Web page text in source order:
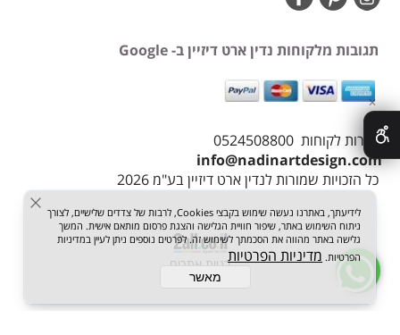
תגובות מלקוחות נדין ארט דיזיין ב- Google
שירות לקוחות 0524508800
info@nadinartdesign.com
כל הזכויות שמורות לנדין ארט דיזיין בע"מ 2026
בניית אתרים
✕
לידיעתך, באתרנו נעשה שימוש בקבצי Cookies, לרבות של צדדים שלישיים, לצורך
ניתוח השימוש באתר, שיפור חוויית הגלישה והצגת פרסום מותאם אישית. המשך
גלישה באתר מהווה את הסכמתך לשימוש זה. לפרטים נוספים ניתן לעיין במדיניות
הפרטיות. מדיניות הפרטיות
מאשר